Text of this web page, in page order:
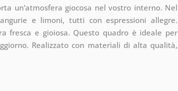
un'atmosfera giocosa nel vostro interno. Nel
e limoni, tutti con espressioni allegre.
fresca e gioiosa. Questo quadro è ideale per
Realizzato con materiali di alta qualità,